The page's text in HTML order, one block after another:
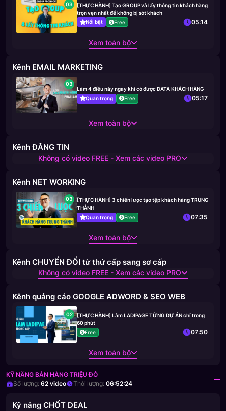
03
[THỰC HÀNH] Tạo GROUP và lấy thông tin khách hàng
trọn vẹn nhất để không bị sót khách
Nổi bật
Free 05:14
Xem toàn bộ
Kênh EMAIL MARKETING
03
Làm 4 điều này ngay khi có được DATA KHÁCH HÀNG
Quan trọng
Free 05:17
Xem toàn bộ
Kênh ĐĂNG TIN
Không có video FREE - Xem các video PRO
Kênh NET WORKING
03
[THỰC HÀNH] 3 chiến lược tạo tệp khách hàng TRUNG
THÀNH
Quan trọng
Free 07:35
Xem toàn bộ
Kênh CHUYỂN ĐỔI từ thứ cấp sang sơ cấp
Không có video FREE - Xem các video PRO
Kênh quảng cáo GOOGLE ADWORD & SEO WEB
02
[THỰC HÀNH] Làm LADIPAGE TỪNG DỰ ÁN chỉ trong
60 phút
Free
07:50
Xem toàn bộ
KỸ NĂNG BÁN HÀNG TRIỆU ĐÔ
Số lượng: 62 video Thời lượng: 06:52:24
Kỹ năng CHỐT DEAL